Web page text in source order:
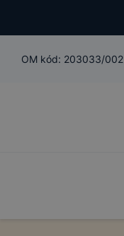
OM kód: 203033/002